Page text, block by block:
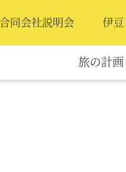
旅の計画
合同会社説明会 伊豆